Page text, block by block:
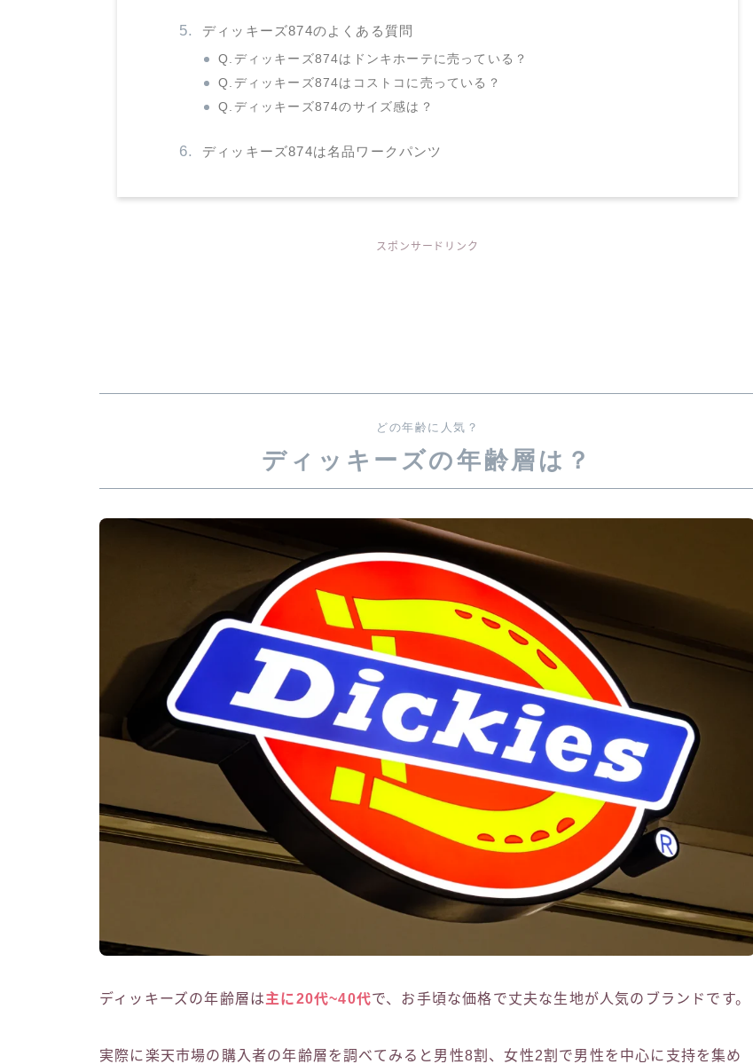
ディッキーズ874のよくある質問
Q.ディッキーズ874はドンキホーテに売っている？
Q.ディッキーズ874はコストコに売っている？
Q.ディッキーズ874のサイズ感は？
ディッキーズ874は名品ワークパンツ
スポンサードリンク
どの年齢に人気？
ディッキーズの年齢層は？
ディッキーズの年齢層は主に20代~40代で、お手頃な価格で丈夫な生地が人気のブランドです。
実際に楽天市場の購入者の年齢層を調べてみると男性8割、女性2割で男性を中心に支持を集め